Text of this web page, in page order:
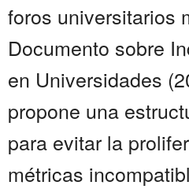
foros universitarios
Documento sobre
en Universidades
propone una
para evitar la
métricas